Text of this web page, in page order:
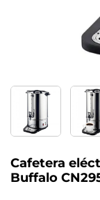
Cafetera
Buffalo